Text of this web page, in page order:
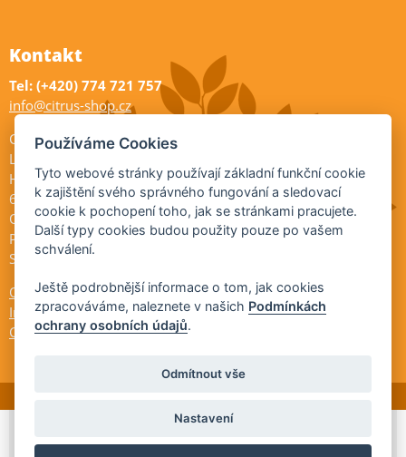
Kontakt
Tel: (+420) 774 721 757
info@citrus-shop.cz
Citrus shop zahradnictví
Legionářů 2
Hodonín
695 01
Otevřeno:
Po-Pá 9-17
So 9-11:30
Ochrana osobních údajů
Informace ÚKZÚZ
Cookies
© 2026 Citrus-shop.cz -Partnerský
Používáme Cookies
Tyto webové stránky používají základní funkční cookie
k zajištění svého správného fungování a sledovací
cookie k pochopení toho, jak se stránkami pracujete.
Další typy cookies budou použity pouze po vašem
schválení.
Ještě podrobnější informace o tom, jak cookies
zpracováváme, naleznete v našich Podmínkách
ochrany osobních údajů.
Odmítnout vše
Nastavení